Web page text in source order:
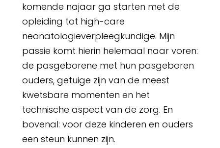
komende najaar ga starten met de
opleiding tot high-care
neonatologieverpleegkundige. Mijn
passie komt hierin helemaal naar voren:
de pasgeborene met hun pasgeboren
ouders, getuige zijn van de meest
kwetsbare momenten en het
technische aspect van de zorg. En
bovenal: voor deze kinderen en ouders
een steun kunnen zijn.